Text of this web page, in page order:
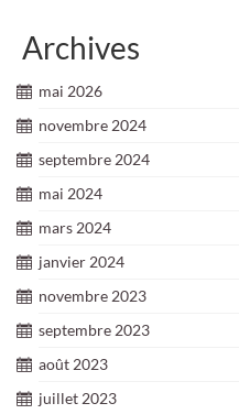
Archives
mai 2026
novembre 2024
septembre 2024
mai 2024
mars 2024
janvier 2024
novembre 2023
septembre 2023
août 2023
juillet 2023